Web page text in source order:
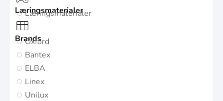
Læringsmaterialer
Læringsmaterialer
Brands
Oxford
Bantex
ELBA
Linex
Unilux